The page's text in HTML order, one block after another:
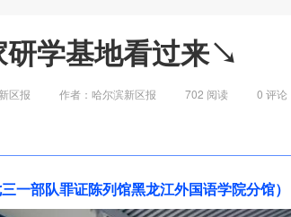
研学基地看过来↘
区报 作者：哈尔滨新区报 702 阅读 0 评论
一部队罪证陈列馆黑龙江外国语学院分馆）